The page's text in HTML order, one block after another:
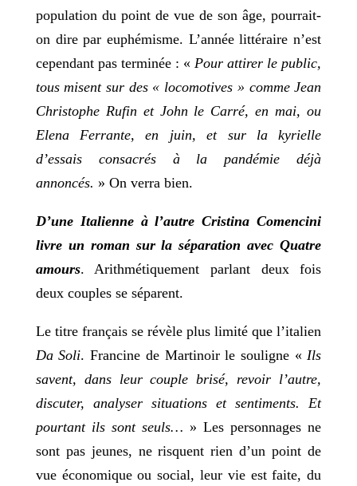
population du point de vue de son âge, pourrait-
on dire par euphémisme. L’année littéraire n’est
cependant pas terminée : «Pour attirer le public,
tous misent sur des « locomotives » comme Jean
Christophe Rufin et John le Carré, en mai, ou
Elena Ferrante, en juin, et sur la kyrielle
d’essais consacrés à la pandémie déjà
annoncés. » On verra bien.
D’une Italienne à l’autreCristina Comencini
livre un roman sur la séparation avec Quatre
amours. Arithmétiquement parlant deux fois
deux couples se séparent.
Le titre français se révèle plus limité que l’italien
Da Soli. Francine de Martinoir le souligne «Ils
savent, dans leur couple brisé, revoir l’autre,
discuter, analyser situations et sentiments. Et
pourtant ils sont seuls… » Les personnages ne
sont pas jeunes, ne risquent rien d’un point de
vue économique ou social, leur vie est faite, du